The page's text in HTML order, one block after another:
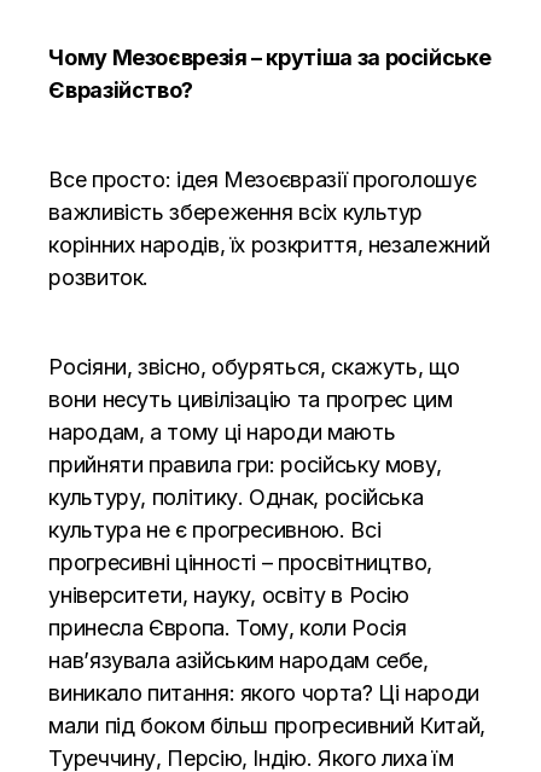
Чому Мезоєврезія – крутіша за російське
Євразійство?
Все просто: ідея Мезоєвразії проголошує
важливість збереження всіх культур
корінних народів, їх розкриття, незалежний
розвиток.
Росіяни, звісно, обуряться, скажуть, що
вони несуть цивілізацію та прогрес цим
народам, а тому ці народи мають
прийняти правила гри: російську мову,
культуру, політику. Однак, російська
культура не є прогресивною. Всі
прогресивні цінності – просвітництво,
університети, науку, освіту в Росію
принесла Європа. Тому, коли Росія
нав’язувала азійським народам себе,
виникало питання: якого чорта? Ці народи
мали під боком більш прогресивний Китай,
Туреччину, Персію, Індію. Якого лиха їм